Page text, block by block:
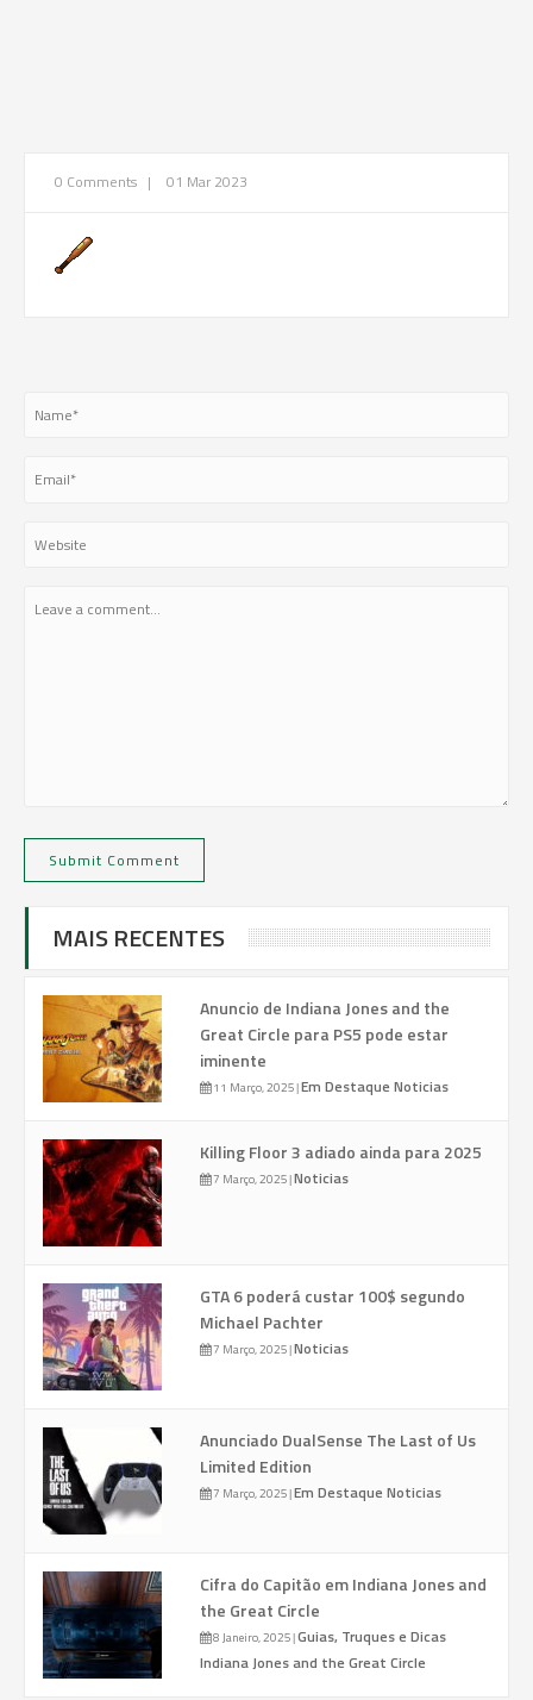
0 Comments | 01 Mar 2023
MAIS RECENTES
Anuncio de Indiana Jones and the
Great Circle para PS5 pode estar
iminente
11 Março, 2025|Em Destaque Noticias
Killing Floor 3 adiado ainda para 2025
7 Março, 2025|Noticias
GTA 6 poderá custar 100$ segundo
Michael Pachter
7 Março, 2025|Noticias
Anunciado DualSense The Last of Us
Limited Edition
7 Março, 2025|Em Destaque Noticias
Cifra do Capitão em Indiana Jones and
the Great Circle
8 Janeiro, 2025|Guias, Truques e Dicas
Indiana Jones and the Great Circle